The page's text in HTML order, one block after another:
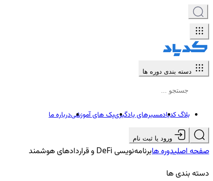
دسته بندی دوره ها
بلاگ کدیادمسیرهای یادگیریپک های آموزشیدرباره ما
ورود یا ثبت نام
صفحه اصلیدوره هابرنامه‌نویسی DeFi و قراردادهای هوشمند
دسته بندی ها